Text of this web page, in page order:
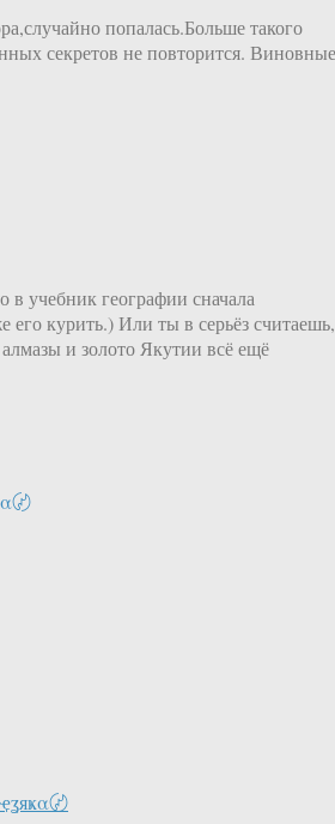
попалась.Больше такого
секретов не повторится. Виновные
в учебник географии сначала
его курить.) Или ты в серьёз считаешь,
и золото Якутии всё ещё
〄
〄